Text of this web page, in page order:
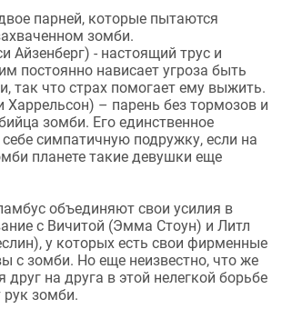
парней, которые пытаются
зомби.
Айзенберг) - настоящий трус и
постоянно нависает угроза быть
так что страх помогает ему выжить.
Харрельсон) – парень без тормозов и
зомби. Его единственное
симпатичную подружку, если на
планете такие девушки еще
объединяют свои усилия в
с Вичитой (Эмма Стоун) и Литл
у которых есть свои фирменные
с зомби. Но еще неизвестно, что же
друг на друга в этой нелегкой борьбе
рук зомби.